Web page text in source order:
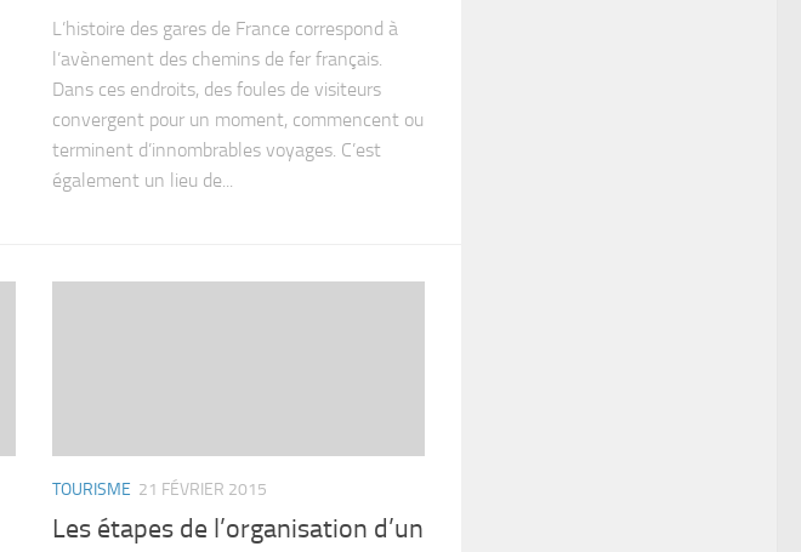
L’histoire des gares de France correspond à
l’avènement des chemins de fer français.
Dans ces endroits, des foules de visiteurs
convergent pour un moment, commencent ou
terminent d’innombrables voyages. C’est
également un lieu de...
TOURISME 21 FÉVRIER 2015
Les étapes de l’organisation d’un